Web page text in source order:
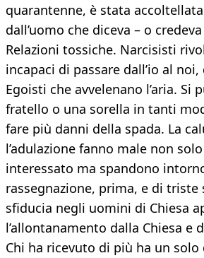
quarantenne, è stata
dall’uomo che diceva – o
Relazioni tossiche. Narcisisti
incapaci di passare dall’io al
Egoisti che avvelenano l’aria. Si
fratello o una sorella in tanti
fare più danni della spada. La
l’adulazione fanno male non
interessato ma spandono
rassegnazione, prima, e di triste
sfiducia negli uomini di Chiesa
l’allontanamento dalla Chiesa e
Chi ha ricevuto di più ha un solo